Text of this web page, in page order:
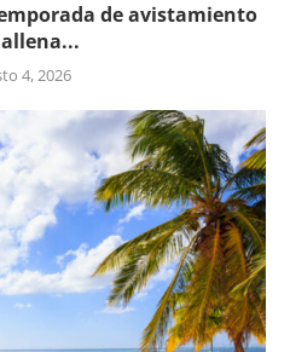
de avistamiento
4, 2026